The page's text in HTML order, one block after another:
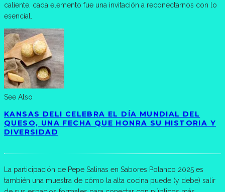
caliente, cada elemento fue una invitación a reconectarnos con lo
esencial.
See Also
KANSAS DELI CELEBRA EL DÍA MUNDIAL DEL
QUESO, UNA FECHA QUE HONRA SU HISTORIA Y
DIVERSIDAD
La participación de Pepe Salinas en Sabores Polanco 2025 es
también una muestra de cómo la alta cocina puede (y debe) salir